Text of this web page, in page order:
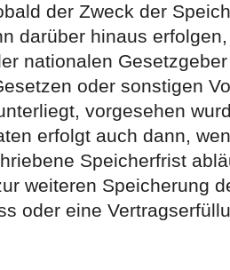
der Zweck der
darüber hinaus
nationalen
oder sonstigen
vorgesehen
erfolgt auch dann,
Speicherfrist
weiteren Speicherung
oder eine